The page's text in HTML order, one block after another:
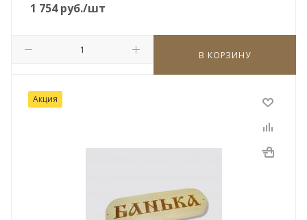
1 754руб./шт
В КОРЗИНУ
Акция